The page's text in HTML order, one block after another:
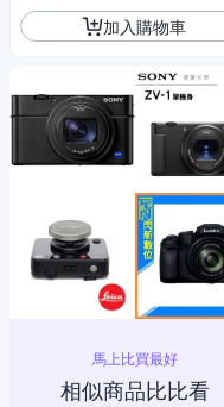
加入購物車
馬上比買最好
相似商品比比看